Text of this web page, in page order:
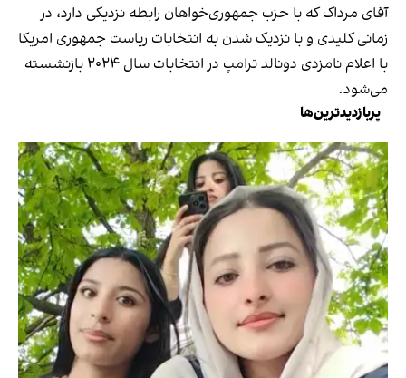
آقای مرداک که با حزب جمهوری‌خواهان رابطه نزدیکی دارد، در
زمانی کلیدی و با نزدیک شدن به انتخابات ریاست جمهوری امریکا
با اعلام نامزدی دونالد ترامپ در انتخابات سال ۲۰۲۴ بازنشسته
می‌شود.
پربازدیدترین‌ها